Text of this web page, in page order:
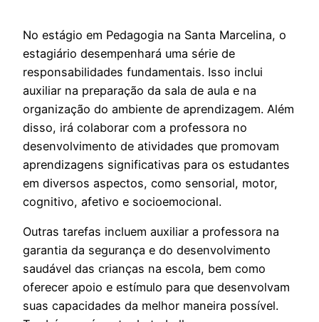
No estágio em Pedagogia na Santa Marcelina, o
estagiário desempenhará uma série de
responsabilidades fundamentais. Isso inclui
auxiliar na preparação da sala de aula e na
organização do ambiente de aprendizagem. Além
disso, irá colaborar com a professora no
desenvolvimento de atividades que promovam
aprendizagens significativas para os estudantes
em diversos aspectos, como sensorial, motor,
cognitivo, afetivo e socioemocional.
Outras tarefas incluem auxiliar a professora na
garantia da segurança e do desenvolvimento
saudável das crianças na escola, bem como
oferecer apoio e estímulo para que desenvolvam
suas capacidades da melhor maneira possível.